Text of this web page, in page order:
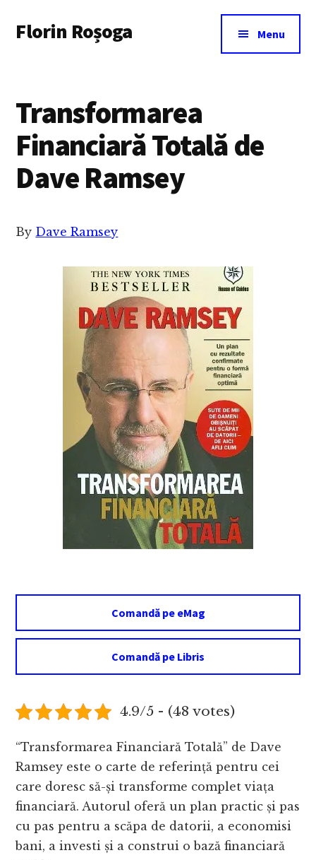
main
menu
Florin Roșoga Menu
Transformarea
Financiară Totală de
Dave Ramsey
By Dave Ramsey
Comandă pe eMag
Comandă pe Libris
4.9/5 - (48 votes)
“Transformarea Financiară Totală” de Dave
Ramsey este o carte de referință pentru cei
care doresc să-și transforme complet viața
financiară. Autorul oferă un plan practic și pas
cu pas pentru a scăpa de datorii, a economisi
bani, a investi și a construi o bază financiară